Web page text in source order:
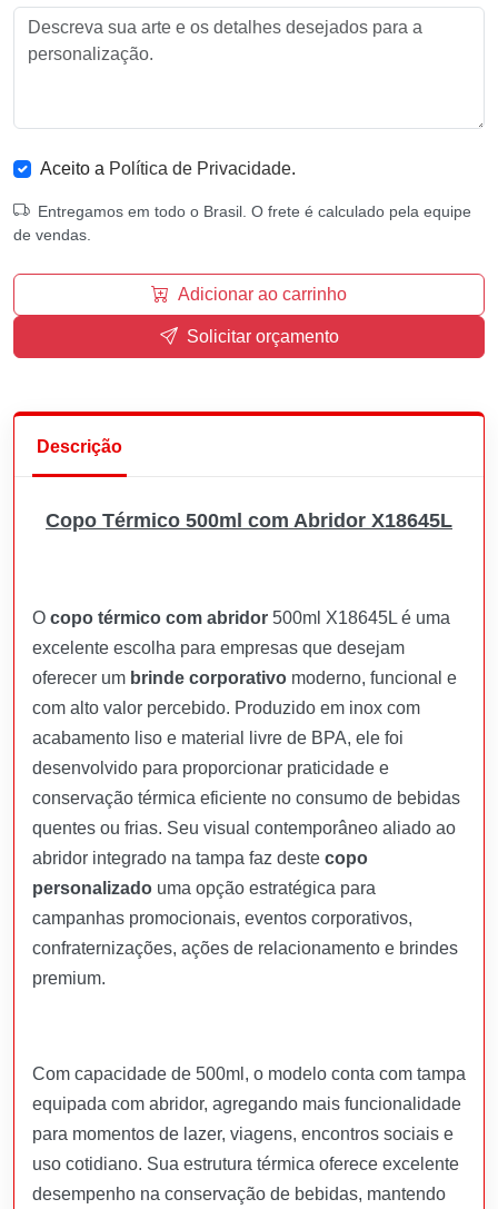
Aceito a Política de Privacidade.
Entregamos em todo o Brasil. O frete é calculado pela equipe
de vendas.
Adicionar ao carrinho
Solicitar orçamento
Descrição
Copo Térmico 500ml com Abridor X18645L
O copo térmico com abridor 500ml X18645L é uma
excelente escolha para empresas que desejam
oferecer um brinde corporativo moderno, funcional e
com alto valor percebido. Produzido em inox com
acabamento liso e material livre de BPA, ele foi
desenvolvido para proporcionar praticidade e
conservação térmica eficiente no consumo de bebidas
quentes ou frias. Seu visual contemporâneo aliado ao
abridor integrado na tampa faz deste copo
personalizado uma opção estratégica para
campanhas promocionais, eventos corporativos,
confraternizações, ações de relacionamento e brindes
premium.
Com capacidade de 500ml, o modelo conta com tampa
equipada com abridor, agregando mais funcionalidade
para momentos de lazer, viagens, encontros sociais e
uso cotidiano. Sua estrutura térmica oferece excelente
desempenho na conservação de bebidas, mantendo